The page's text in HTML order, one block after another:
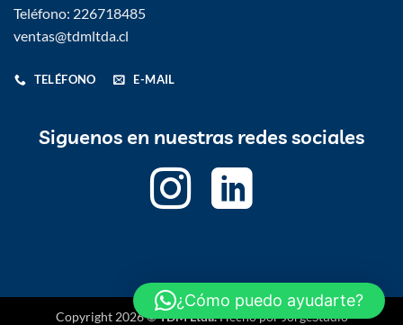
Teléfono: 226718485
ventas@tdmltda.cl
TELÉFONO E-MAIL
Siguenos en nuestras redes sociales
Copyright 2026 ©TDM Ltda.Hecho porJorgeStudio
¿Cómo puedo ayudarte?